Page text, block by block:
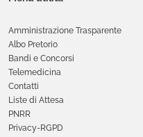
Amministrazione Trasparente
Albo Pretorio
Bandi e Concorsi
Telemedicina
Contatti
Liste di Attesa
PNRR
Privacy-RGPD